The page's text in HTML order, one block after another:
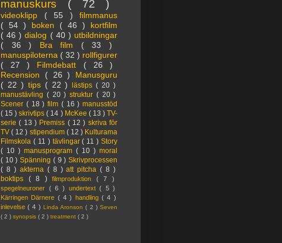
manuskurs ( 72 )
videoklipp ( 55 ) filmmanus
( 54 ) boken ( 46 ) kortfilm
( 46 )dialog ( 40 ) utbildningar
( 36 ) Bra film ( 33 )
manuspiloterna ( 32 ) rollfigurer
( 27 ) Filmdebatt ( 26 )
Recension ( 26 ) Manusguru
( 22 ) tips ( 22 )lästips( 20 )
manustävling ( 20 ) struktur ( 20 )
Scener ( 18 ) film ( 16 ) manusstöd
( 15 )skrivtips( 14 ) McKee ( 13 )TV-
serie( 13 ) Premiss ( 12 ) skriva för
TV( 12 ) stipendium ( 12 ) Kulturama
Filmskola ( 11 ) tävlingar( 11 ) Story
( 10 ) manusprogram ( 10 ) moral
( 10 )Spänning ( 9 )Skrivprocessen
( 8 ) akterna ( 8 )att pitcha( 8 )
boktips ( 8 ) filmproduktion ( 7 )
spegelneuroner ( 6 ) undertext( 5 )
Kärringen Därnere ( 4 ) handling( 4 )
inlevelse( 4 ) Linda Aronson( 2 )Seven
( 2 ) synopsis ( 2 ) treatment ( 2 )